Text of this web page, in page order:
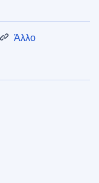
Άλλο